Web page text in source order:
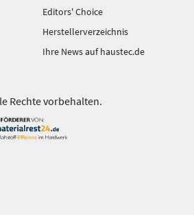
Editors' Choice
Herstellerverzeichnis
Ihre News auf haustec.de
Rechte vorbehalten.